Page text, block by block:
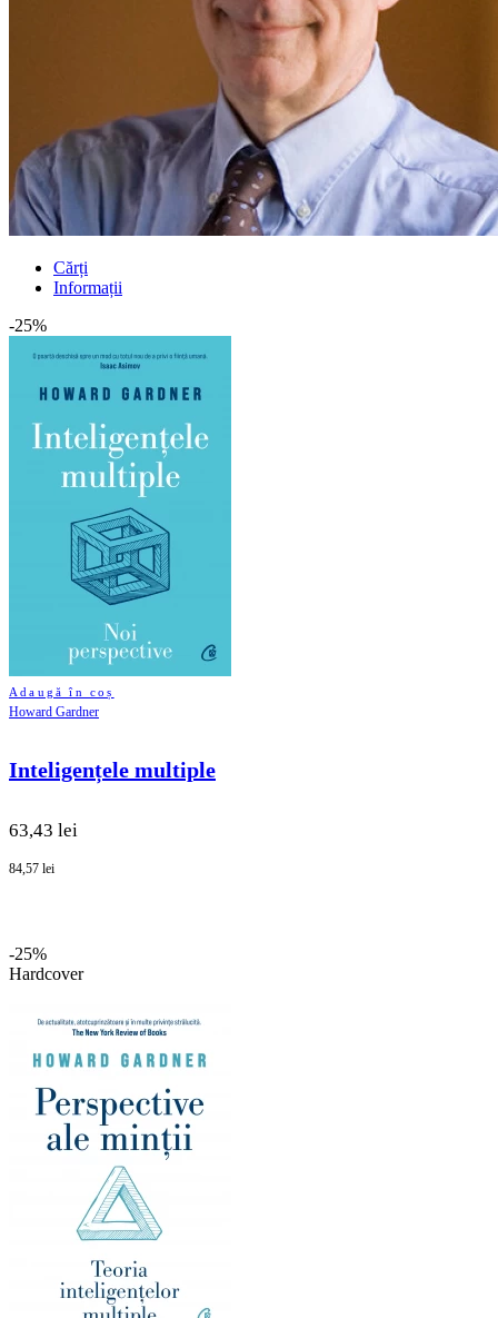
Cărți
Informații
-25%
Adaugă în coș
Howard Gardner
Inteligențele multiple
63,43 lei
84,57 lei
-25%
Hardcover